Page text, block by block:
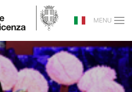
MENU